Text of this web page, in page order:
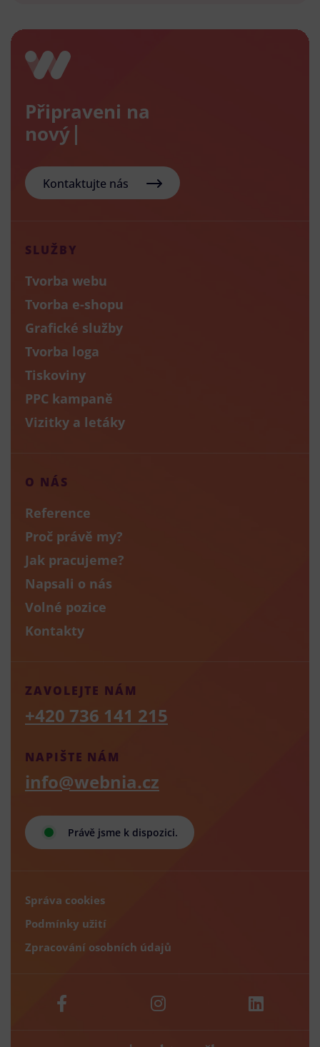
Připraveni na
nový e-sho
Kontaktujte nás
SLUŽBY
Tvorba webu
Tvorba e-shopu
Grafické služby
Tvorba loga
Tiskoviny
PPC kampaně
Vizitky a letáky
O NÁS
Reference
Proč právě my?
Jak pracujeme?
Napsali o nás
Volné pozice
Kontakty
Právě jsme k dispozici.
NAPIŠTE NÁM
info@webnia.cz
ZAVOLEJTE NÁM
+420 736 141 215
Správa cookies
Podmínky užití
Zpracování osobních údajů